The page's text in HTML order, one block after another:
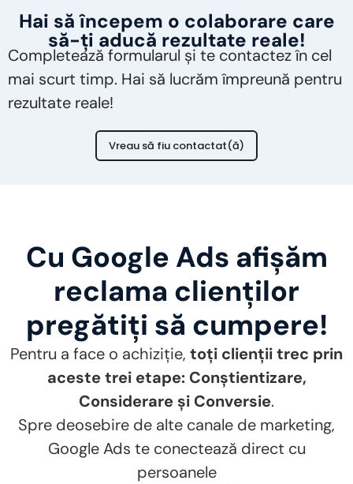
Hai să începem o colaborare care
să-ți aducă rezultate reale!
Completează formularul și te contactez în cel
mai scurt timp. Hai să lucrăm împreună pentru
rezultate reale!
Vreau să fiu contactat(ă)
Cu Google Ads afișăm
reclama clienților
pregătiți să cumpere!
Pentru a face o achiziție, toți clienții trec prin
aceste trei etape: Conștientizare,
Considerare și Conversie.
Spre deosebire de alte canale de marketing,
Google Ads te conectează direct cu
persoanele